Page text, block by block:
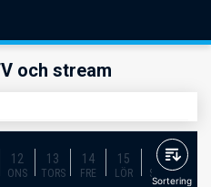
och stream
12
ONS
13
TORS
14
FRE
15
LÖR
16
SÖN
Sortering